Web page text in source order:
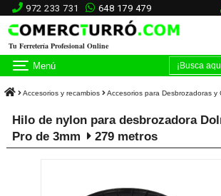
972 233 731 648 179 479
Tu Ferretería Profesional Online
Menú
Accesorios y recambios Accesorios para Desbrozadoras y
Hilo de nylon para desbrozadora
Pro de 3mm
279 metros